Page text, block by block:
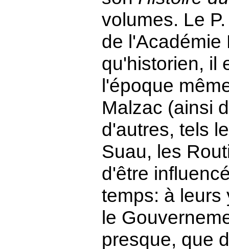
volumes. Le
de l'Académie
qu'historien, il
l'époque
Malzac (ainsi
d'autres, tels
Suau, les
d'être
temps: à leurs
le
presque, que